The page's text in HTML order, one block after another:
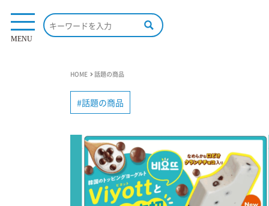
MENU
HOME 話題の商品
話題の商品